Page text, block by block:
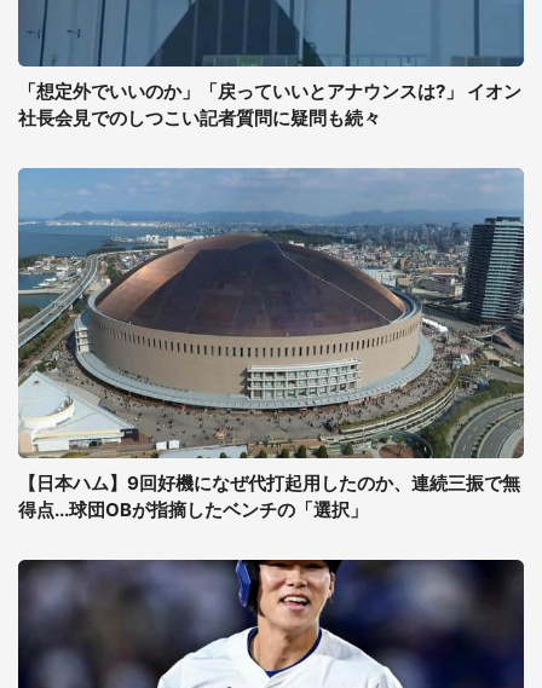
「想定外でいいのか」「戻っていいとアナウンスは?」 イオン
社長会見でのしつこい記者質問に疑問も続々
【日本ハム】9回好機になぜ代打起用したのか、連続三振で無
得点...球団OBが指摘したベンチの「選択」